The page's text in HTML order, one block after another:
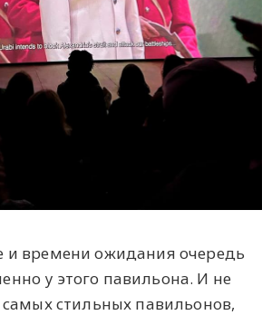
и времени ожидания очередь
у этого павильона. И не
стильных павильонов,